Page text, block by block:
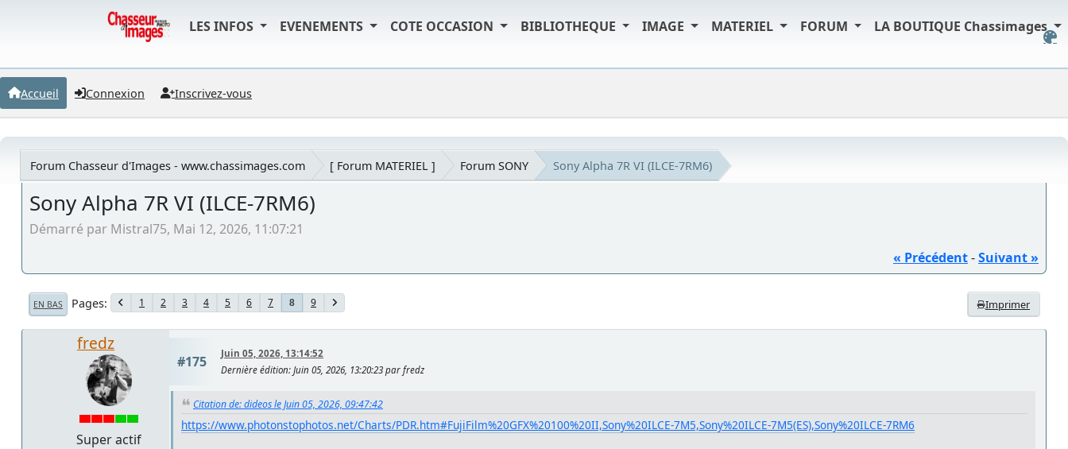
LES INFOS EVENEMENTS COTE OCCASION BIBLIOTHEQUE IMAGE MATERIEL FORUM LA BOUTIQUE Chassimages
Accueil Connexion Inscrivez-vous
Forum Chasseur d'Images - www.chassimages.com [ Forum MATERIEL ] Forum SONY Sony Alpha 7R VI (ILCE-7RM6)
Sony Alpha 7R VI (ILCE-7RM6)
Démarré par Mistral75, Mai 12, 2026, 11:07:21
« Précédent-Suivant »
Imprimer
EN BAS Pages 1 2 3 4 5 6 7 8 9
fredz
Super actif
#175
Juin 05, 2026, 13:14:52
Dernière édition: Juin 05, 2026, 13:20:23 par fredz
Citation de: dideos le Juin 05, 2026, 09:47:42
https://www.photonstophotos.net/Charts/PDR.htm#FujiFilm%20GFX%20100%20II,Sony%20ILCE-7M5,Sony%20ILCE-7M5(ES),Sony%20ILCE-7RM6